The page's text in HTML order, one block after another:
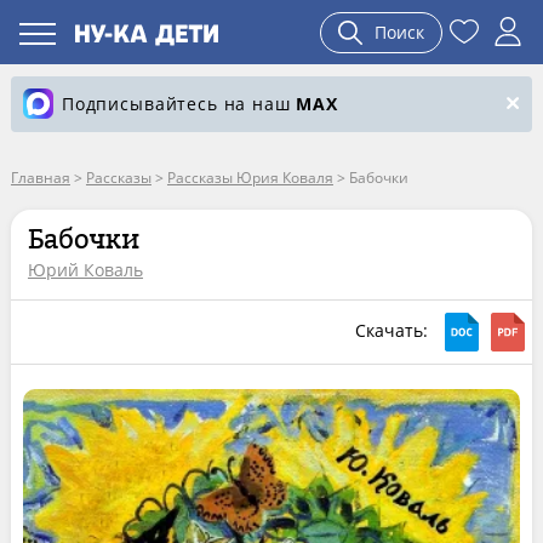
Поиск
Подписывайтесь на наш MAX
Главная > Рассказы > Рассказы Юрия Коваля > Бабочки
Бабочки
Юрий Коваль
Скачать: